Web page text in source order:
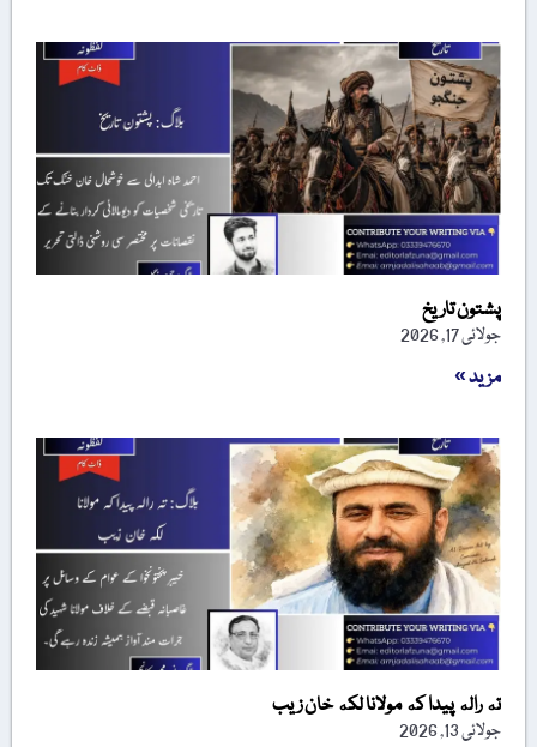
پشتون تاریخ
جولائی 17, 2026
مزید »
ته راله پیدا که مولانا لکه خان زیب
جولائی 13, 2026